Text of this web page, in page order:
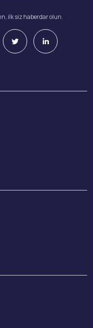
ilk siz haberdar olun.